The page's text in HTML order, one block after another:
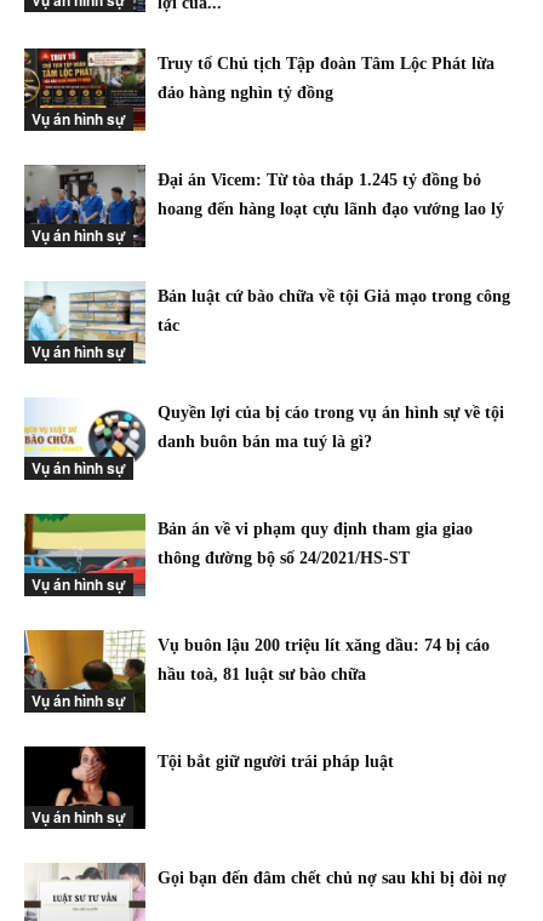
Vụ án hình sự
Truy tố Chủ tịch Tập đoàn Tâm Lộc Phát lừa
đảo hàng nghìn tỷ đồng
Vụ án hình sự
Đại án Vicem: Từ tòa tháp 1.245 tỷ đồng bỏ
hoang đến hàng loạt cựu lãnh đạo vướng lao lý
Vụ án hình sự
Bản luật cứ bào chữa về tội Giả mạo trong công
tác
Vụ án hình sự
Quyền lợi của bị cáo trong vụ án hình sự về tội
danh buôn bán ma tuý là gì?
Vụ án hình sự
Bản án về vi phạm quy định tham gia giao
thông đường bộ số 24/2021/HS-ST
Vụ án hình sự
Vụ buôn lậu 200 triệu lít xăng dầu: 74 bị cáo
hầu toà, 81 luật sư bào chữa
Vụ án hình sự
Tội bắt giữ người trái pháp luật
Gọi bạn đến đâm chết chủ nợ sau khi bị đòi nợ